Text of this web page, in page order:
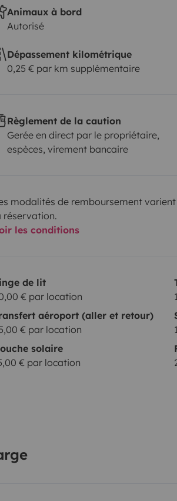
Animaux à bord
Autorisé
Dépassement kilométrique
0,25 € par km supplémentaire
Règlement de la caution
Gerée en direct par le propriétaire,
espèces, virement bancaire
modalités de remboursement
réservation.
les conditions
de lit
€ par location
aéroport (aller et retour)
€ par location
solaire
€ par location